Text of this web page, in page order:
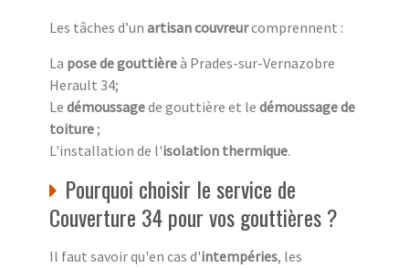
Les tâches d’un artisan couvreurcomprennent :
La pose de gouttièreà Prades-sur-Vernazobre
Herault 34;
Le démoussagede gouttière et le démoussage de
toiture;
L'installation de l'isolation thermique.
Pourquoi choisir le service de
Couverture 34 pour vos gouttières ?
Il faut savoir qu'en cas d'intempéries, les